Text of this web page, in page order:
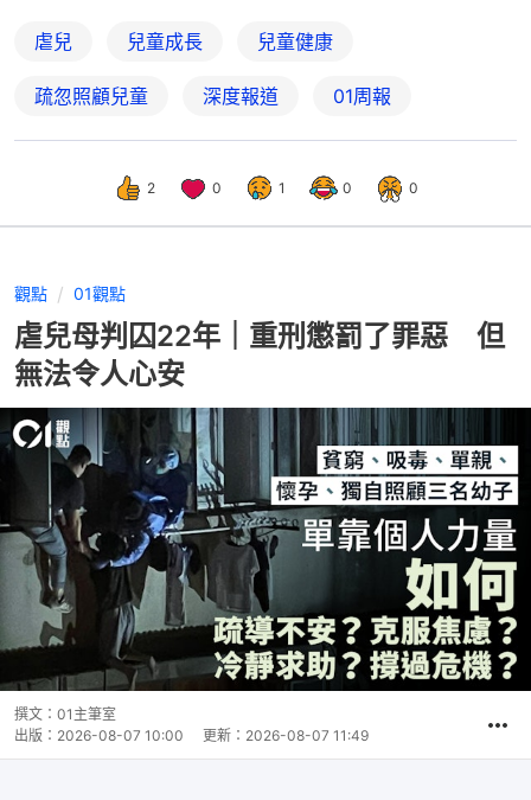
虐兒 兒童成長 兒童健康
疏忽照顧兒童 深度報道 01周報
2 0 1 0 0
觀點 01觀點
虐兒母判囚22年｜重刑懲罰了罪惡 但
無法令人心安
撰文： 01主筆室
出版： 2026-08-07 10:00 更新： 2026-08-07 11:49